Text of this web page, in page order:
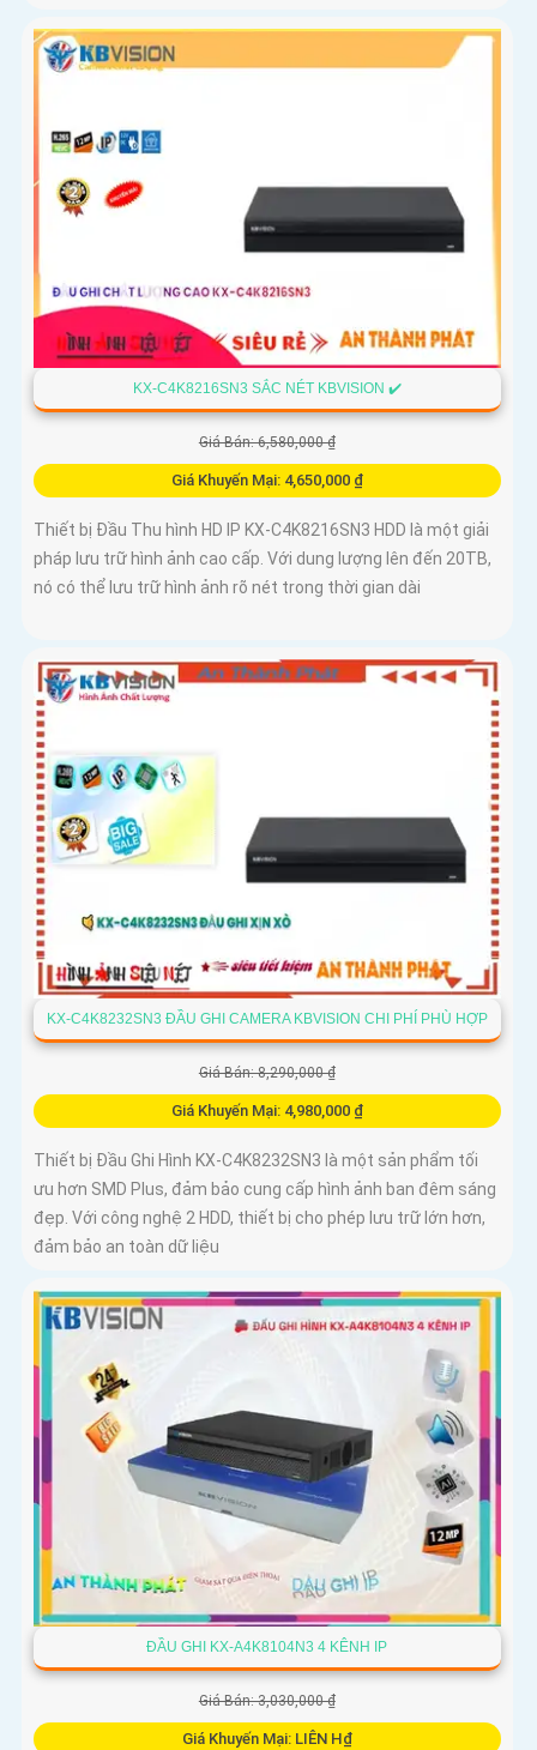
KX-C4K8216SN3 SẮC NÉT KBVISION ✔️
Giá Bán: 6,580,000 ₫
Giá Khuyến Mại: 4,650,000 ₫
Thiết bị Đầu Thu hình HD IP KX-C4K8216SN3 HDD là một giải
pháp lưu trữ hình ảnh cao cấp. Với dung lượng lên đến 20TB,
nó có thể lưu trữ hình ảnh rõ nét trong thời gian dài
KX-C4K8232SN3 ĐẦU GHI CAMERA KBVISION CHI PHÍ PHÙ HỢP
Giá Bán: 8,290,000 ₫
Giá Khuyến Mại: 4,980,000 ₫
Thiết bị Đầu Ghi Hình KX-C4K8232SN3 là một sản phẩm tối
ưu hơn SMD Plus, đảm bảo cung cấp hình ảnh ban đêm sáng
đẹp. Với công nghệ 2 HDD, thiết bị cho phép lưu trữ lớn hơn,
đảm bảo an toàn dữ liệu
ĐẦU GHI KX-A4K8104N3 4 KÊNH IP
Giá Bán: 3,030,000 ₫
Giá Khuyến Mại: LIÊN H₫